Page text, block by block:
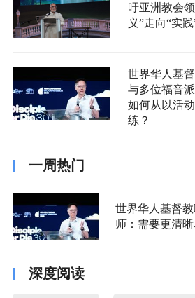
吁亚洲教会
义”走向“实践
世界华人基
与多位福音
如何从以活
练？
一周热门
世界华人基督
师：需要更清
深度阅读